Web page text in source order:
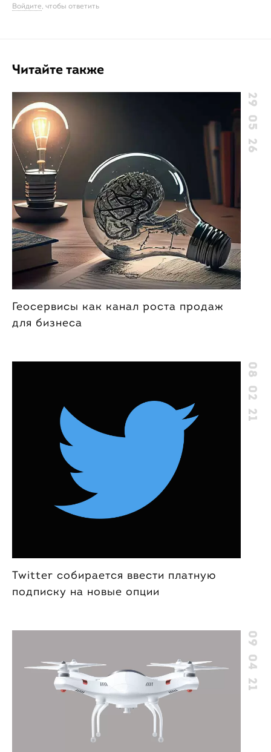
Войдите, чтобы ответить
Читайте также
Геосервисы как канал роста продаж
для бизнеса
29 05 26
Twitter собирается ввести платную
подписку на новые опции
08 02 21
09 04 21